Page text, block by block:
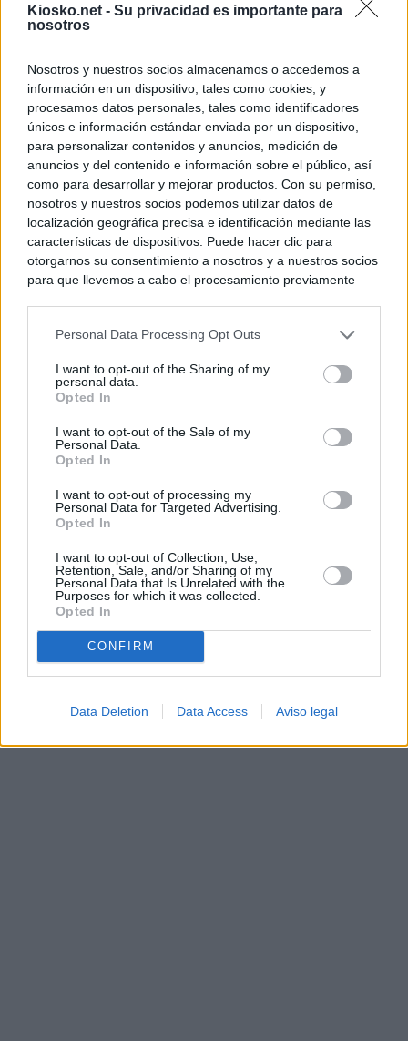
Kiosko.net - Su privacidad es importante para
nosotros
Nosotros y nuestros socios almacenamos o accedemos a
información en un dispositivo, tales como cookies, y
procesamos datos personales, tales como identificadores
únicos e información estándar enviada por un dispositivo,
para personalizar contenidos y anuncios, medición de
anuncios y del contenido e información sobre el público, así
como para desarrollar y mejorar productos. Con su permiso,
nosotros y nuestros socios podemos utilizar datos de
localización geográfica precisa e identificación mediante las
características de dispositivos. Puede hacer clic para
otorgarnos su consentimiento a nosotros y a nuestros socios
para que llevemos a cabo el procesamiento previamente
negar su consentimiento. Tenga en cuenta que algún
de su consentimiento, pero usted tiene el derecho de
rechazar tal procesamiento. Sus preferencias se aplicarán
cualquier momento entrando de nuevo en este sitio web o
visitando nuestra política de privacidad.
Personal Data Processing Opt Outs
I want to opt-out of the Sharing of my
personal data.
Opted In
I want to opt-out of the Sale of my
Personal Data.
Opted In
I want to opt-out of processing my
Personal Data for Targeted Advertising.
Opted In
I want to opt-out of Collection, Use,
Retention, Sale, and/or Sharing of my
Personal Data that Is Unrelated with the
Purposes for which it was collected.
Opted In
CONFIRM
Data Deletion Data Access Aviso legal